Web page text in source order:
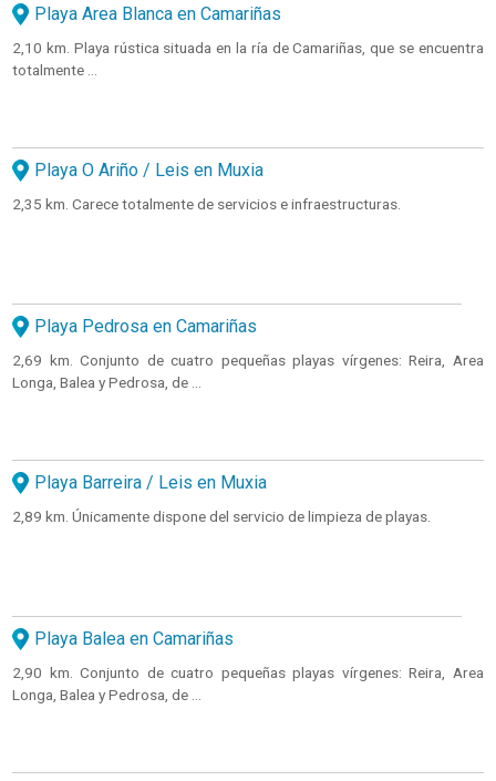
Playa Area Blanca en Camariñas
2,10 km. Playa rústica situada en la ría de Camariñas, que se encuentra
totalmente ...
Playa O Ariño / Leis en Muxia
2,35 km. Carece totalmente de servicios e infraestructuras.
Playa Pedrosa en Camariñas
2,69 km. Conjunto de cuatro pequeñas playas vírgenes: Reira, Area
Longa, Balea y Pedrosa, de ...
Playa Barreira / Leis en Muxia
2,89 km. Únicamente dispone del servicio de limpieza de playas.
Playa Balea en Camariñas
2,90 km. Conjunto de cuatro pequeñas playas vírgenes: Reira, Area
Longa, Balea y Pedrosa, de ...